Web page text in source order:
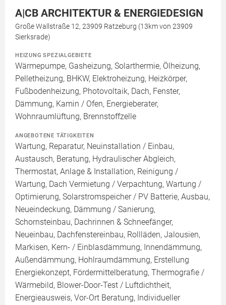
A|CB ARCHITEKTUR & ENERGIEDESIGN
Große Wallstraße 12, 23909 Ratzeburg (13km von 23909
Sierksrade)
HEIZUNG SPEZIALGEBIETE
Wärmepumpe, Gasheizung, Solarthermie, Ölheizung,
Pelletheizung, BHKW, Elektroheizung, Heizkörper,
Fußbodenheizung, Photovoltaik, Dach, Fenster,
Dämmung, Kamin / Ofen, Energieberater,
Wohnraumlüftung, Brennstoffzelle
ANGEBOTENE TÄTIGKEITEN
Wartung, Reparatur, Neuinstallation / Einbau,
Austausch, Beratung, Hydraulischer Abgleich,
Thermostat, Anlage & Installation, Reinigung /
Wartung, Dach Vermietung / Verpachtung, Wartung /
Optimierung, Solarstromspeicher / PV Batterie, Ausbau,
Neueindeckung, Dämmung / Sanierung,
Schornsteinbau, Dachrinnen & Schneefänger,
Neueinbau, Dachfenstereinbau, Rollläden, Jalousien,
Markisen, Kern- / Einblasdämmung, Innendämmung,
Außendämmung, Hohlraumdämmung, Erstellung
Energiekonzept, Fördermittelberatung, Thermografie /
Wärmebild, Blower-Door-Test / Luftdichtheit,
Energieausweis, Vor-Ort Beratung, Individueller